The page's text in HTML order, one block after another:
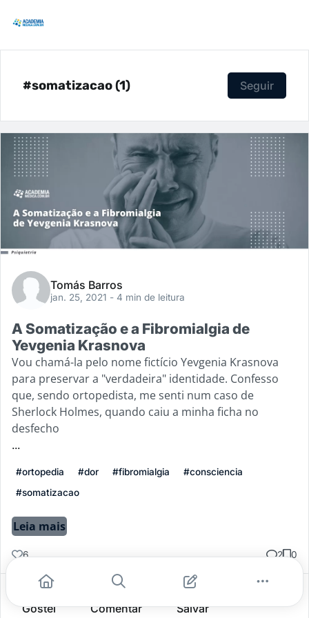
#somatizacao (1) Seguir
Tomás Barros
jan. 25, 2021 - 4 min de leitura
A Somatização e a Fibromialgia de
Yevgenia Krasnova
Vou chamá-la pelo nome fictício Yevgenia Krasnova
para preservar a "verdadeira" identidade. Confesso
que, sendo ortopedista, me senti num caso de
Sherlock Holmes, quando caiu a minha ficha no
desfecho
...
#ortopedia #dor #fibromialgia
#consciencia
#somatizacao
Leia mais
6 2 0
Gostei Comentar Salvar